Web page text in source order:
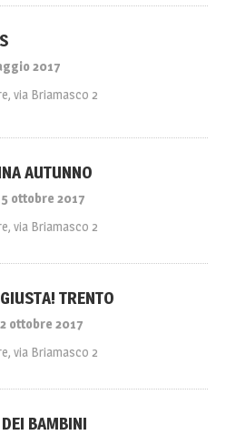
2017
via Briamasco 2
AUTUNNO
ottobre 2017
via Briamasco 2
TRENTO
ottobre 2017
via Briamasco 2
BAMBINI